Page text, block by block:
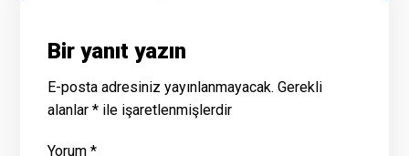
Bir yanıt yazın
E-posta adresiniz yayınlanmayacak. Gerekli
alanlar* ile işaretlenmişlerdir
Yorum*